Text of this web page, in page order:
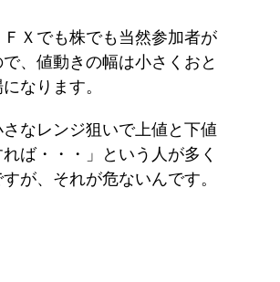
ＦＸでも株でも当然参加者が
、値動きの幅は小さくおと
なります。
さなレンジ狙いで上値と下値
ば・・・」という人が多く
が、それが危ないんです。